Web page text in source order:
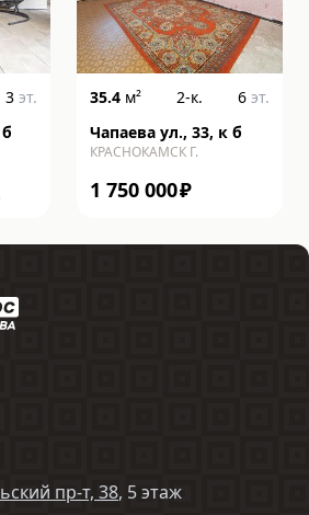
3 эт.
35.4 м² 2-к. 6 эт.
Чапаева ул., 33, к б
КРАСНОКАМСК Г.
1 750 000₽
пр-т, 38, 5 этаж